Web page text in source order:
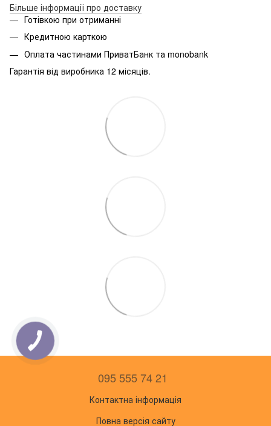
Більше інформації про доставку
Готівкою при отриманні
Кредитною карткою
Оплата частинами ПриватБанк та monobank
Гарантія від виробника 12 місяців.
095 555 74 21
Контактна інформація
Повна версія сайту